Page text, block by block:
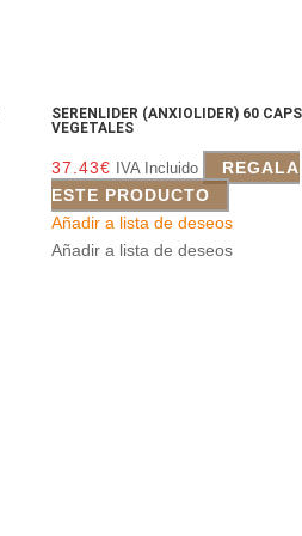
SERENLIDER (ANXIOLIDER) 60
VEGETALES
37.43€ IVA Incluido
REGALA
ESTE PRODUCTO
Añadir a lista de deseos
Añadir a lista de deseos